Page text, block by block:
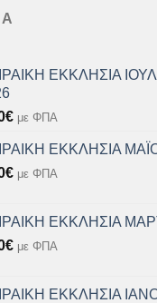
ΕΚΚΛΗΣΙΑ
€ με ΦΠΑ
ΕΚΚΛΗΣΙΑ
€ με ΦΠΑ
ΕΚΚΛΗΣΙΑ
€ με ΦΠΑ
ΕΚΚΛΗΣΙΑ